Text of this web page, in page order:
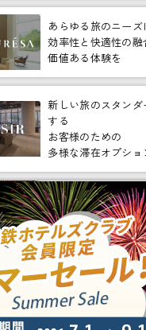
あらゆる旅のニーズ
効率性と快適性の融
価値ある体験を
新しい旅のスタン
する
お客様のための
多様な滞在オプショ
ありそうでなかった
ちょっと新しいカタ
ビジネスからレジャ
幅広く選ばれるホ